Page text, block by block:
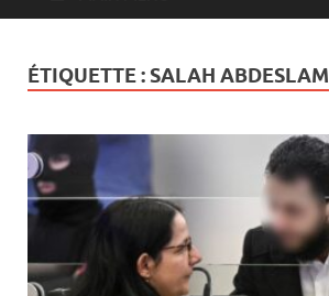
ÉTIQUETTE : SALAH ABDESLAM